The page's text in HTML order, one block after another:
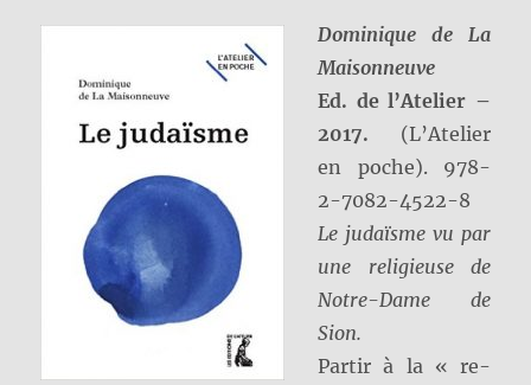
Dominique de La
Maisonneuve
Ed. de l’Atelier –
2017. (L’Atelier
en poche). 978-
2-7082-4522-8
Le judaïsme vu par
une religieuse de
Notre-Dame de
Sion.
Partir à la « re-